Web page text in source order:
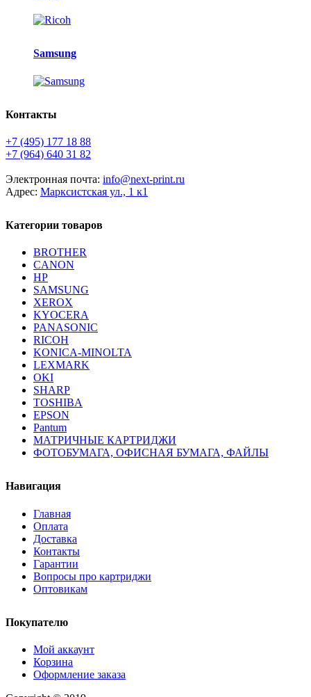
Samsung
Контакты
+7 (495) 177 18 88
+7 (964) 640 31 82
Электронная почта: info@next-print.ru
Адрес: Марксистская ул., 1 к1
Категории товаров
BROTHER
CANON
HP
SAMSUNG
XEROX
KYOCERA
PANASONIC
RICOH
KONICA-MINOLTA
LEXMARK
OKI
SHARP
TOSHIBA
EPSON
Pantum
МАТРИЧНЫЕ КАРТРИДЖИ
ФОТОБУМАГА, ОФИСНАЯ БУМАГА, ФАЙЛЫ
Навигация
Главная
Оплата
Доставка
Контакты
Гарантии
Вопросы про картриджи
Оптовикам
Покупателю
Мой аккаунт
Корзина
Оформление заказа